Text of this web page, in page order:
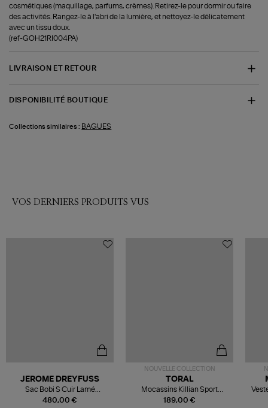
cosmétiques (maquillage, parfums, crèmes). Retirez-le pour dormir ou faire
des activités. Rangez-le à l'abri de la lumière, et nettoyez-le délicatement
avec un tissu doux.
(ref-GOH21RI004PA)
LIVRAISON ET RETOUR
DISPONIBILITÉ BOUTIQUE
Collections similaires : BAGUES
VOS DERNIERS PRODUITS VUS
480,00 €
JEROME DREYFUSS
Sac Bobi S Cuir Lamé
Champagne
NOUVELLE COLLECTION
189,00 €
TORAL
Mocassins Killian Sport
Mousse